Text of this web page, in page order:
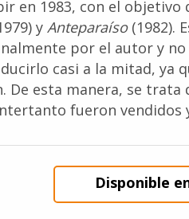
en 1983, con el
yAnteparaíso(1982).
por el autor y
casi a la mitad, ya
De esta manera, se
fueron vendidos
Disponible